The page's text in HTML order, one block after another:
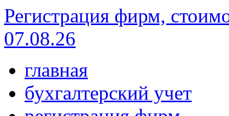
Регистрация фирм,
07.08.26
главная
бухгалтерский учет